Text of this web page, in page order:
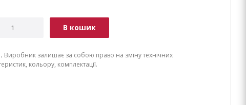
В кошик
Виробник залишає за собою право на зміну технічних
кольору, комплектації.